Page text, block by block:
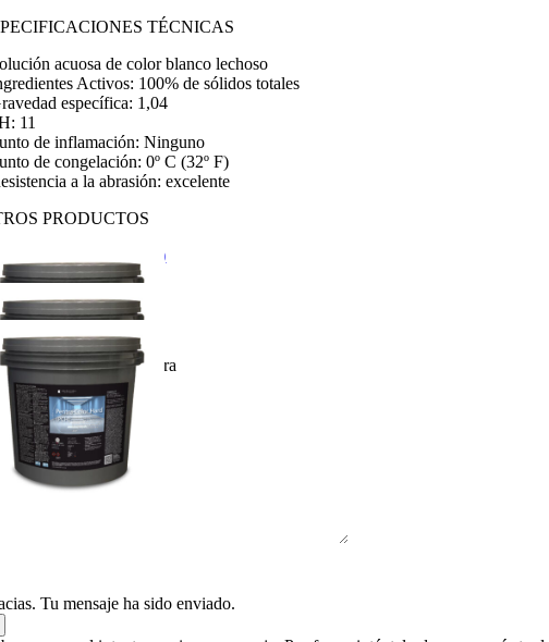
TÉCNICAS
acuosa de color blanco lechoso
Activos: 100% de sólidos totales
específica: 1,04
11
de inflamación: Ninguno
de congelación: 0º C (32º F)
a la abrasión: excelente
PRODUCTOS
Sil Nano Litio (NL)
tu presupuesto ahora
Tu mensaje ha sido enviado.